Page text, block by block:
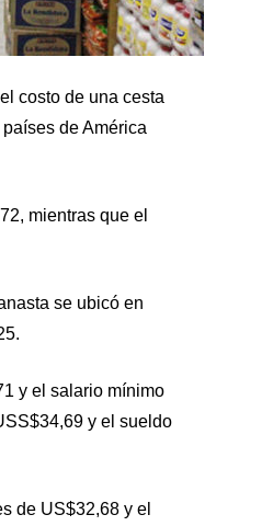
costo de una cesta
de América
mientras que el
se ubicó en
y el salario mínimo
y el sueldo
de US$32,68 y el